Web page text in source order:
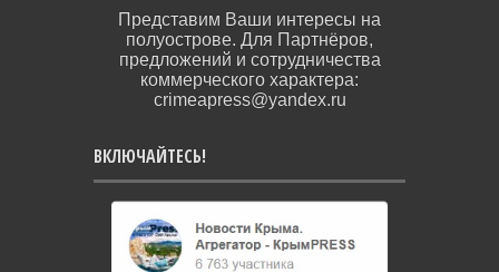
Представим Ваши интересы на
полуострове. Для Партнёров,
предложений и сотрудничества
коммерческого характера:
crimeapress@yandex.ru
ВКЛЮЧАЙТЕСЬ!